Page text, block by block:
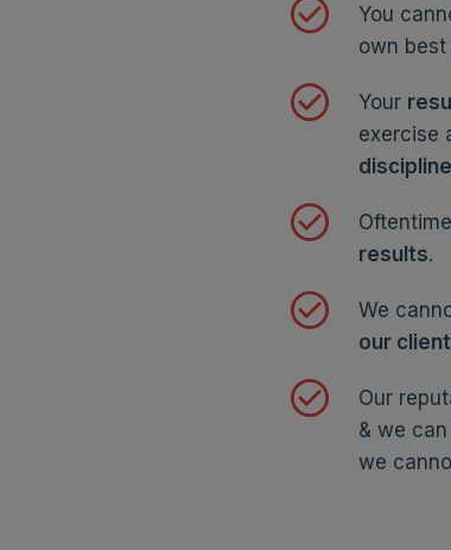
You
own best
Your
exercise
results.
We
our
Our
& we
we